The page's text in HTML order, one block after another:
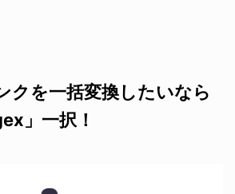
クを一括変換したいなら
」一択！